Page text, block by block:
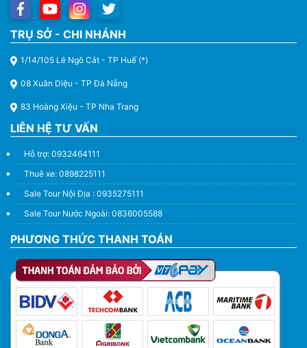
TRỤ SỞ - CHI NHÁNH
1/14/105 Lê Ngô Cát - TP Huế (*)
08 Xuân Diệu - TP Đà Nẵng
83 Hoàng Xiệu - TP Nha Trang
LIÊN HỆ TƯ VẤN
Hỗ trợ: 0932464111
Thuê xe: 0898225111
Sale Tour Nội Địa : 0935275111
Sale Tour Nước Ngoài: 0836005588
PHƯƠNG THỨC THANH TOÁN